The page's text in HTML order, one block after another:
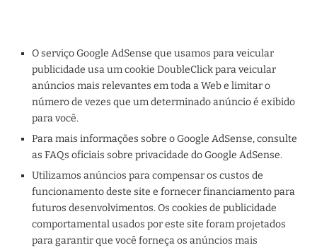
O serviço Google AdSense que usamos para veicular
publicidade usa um cookie DoubleClick para veicular
anúncios mais relevantes em toda a Web e limitar o
número de vezes que um determinado anúncio é exibido
para você.
Para mais informações sobre o Google AdSense, consulte
as FAQs oficiais sobre privacidade do Google AdSense.
Utilizamos anúncios para compensar os custos de
funcionamento deste site e fornecer financiamento para
futuros desenvolvimentos. Os cookies de publicidade
comportamental usados ​​por este site foram projetados
para garantir que você forneça os anúncios mais